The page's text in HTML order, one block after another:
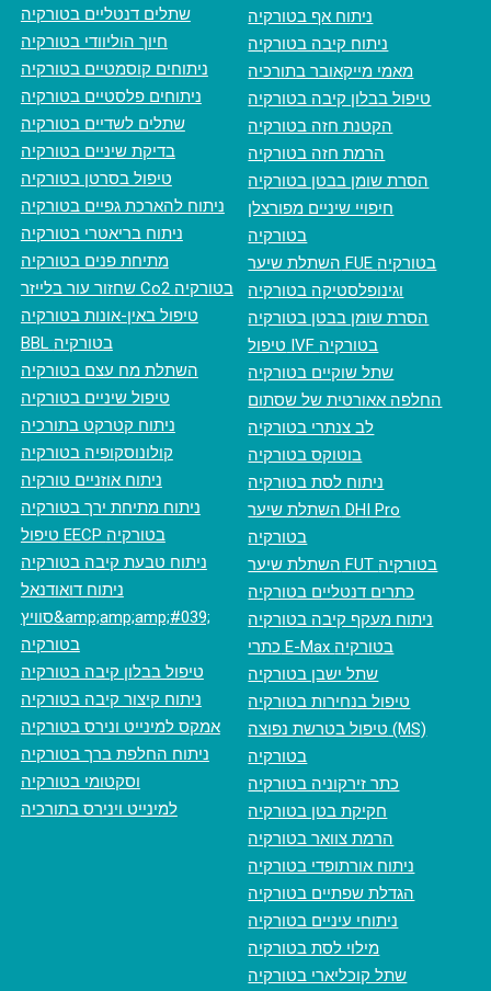
שתלים דנטליים בטורקיה
חיוך הוליוודי בטורקיה
ניתוחים קוסמטיים בטורקיה
ניתוחים פלסטיים בטורקיה
שתלים לשדיים בטורקיה
בדיקת שיניים בטורקיה
טיפול בסרטן בטורקיה
ניתוח להארכת גפיים בטורקיה
ניתוח בריאטרי בטורקיה
מתיחת פנים בטורקיה
‏שחזור עור בלייזר Co2 בטורקיה
טיפול באין-אונות בטורקיה
BBL בטורקיה
השתלת מח עצם בטורקיה
טיפול שיניים בטורקיה
ניתוח קטרקט בתורכיה
קולונוסקופיה בטורקיה
ניתוח אוזניים טורקיה
ניתוח מתיחת ירך בטורקיה
טיפול EECP בטורקיה
ניתוח טבעת קיבה בטורקיה
ניתוח דואודנאל
סוויץ&amp;amp;amp;#039;
בטורקיה
טיפול בבלון קיבה בטורקיה
ניתוח קיצור קיבה בטורקיה
אמקס למינייט ונירס בטורקיה
ניתוח החלפת ברך בטורקיה
וסקטומי בטורקיה
למינייט וינירס בתורכיה
ניתוח אף בטורקיה
ניתוח קיבה בטורקיה
מאמי מייקאובר בתורכיה
טיפול בבלון קיבה בטורקיה
הקטנת חזה בטורקיה
הרמת חזה בטורקיה
הסרת שומן בבטן בטורקיה
חיפויי שיניים מפורצלן
בטורקיה
השתלת שיער FUE בטורקיה
וגינופלסטיקה בטורקיה
הסרת שומן בבטן בטורקיה
טיפול IVF בטורקיה
שתל שוקיים בטורקיה
החלפה אאורטית של שסתום
לב צנתרי בטורקיה
בוטוקס בטורקיה
ניתוח לסת בטורקיה
השתלת שיער DHI Pro
בטורקיה
השתלת שיער FUT בטורקיה
כתרים דנטליים בטורקיה
ניתוח מעקף קיבה בטורקיה
כתרי E-Max בטורקיה
שתל ישבן בטורקיה
טיפול בנחירות בטורקיה
טיפול בטרשת נפוצה (MS)
בטורקיה
כתר זירקוניה בטורקיה
חקיקת בטן בטורקיה
הרמת צוואר בטורקיה
ניתוח אורתופדי בטורקיה
הגדלת שפתיים בטורקיה
ניתוחי עיניים בטורקיה
מילוי לסת בטורקיה
שתל קוכליארי בטורקיה